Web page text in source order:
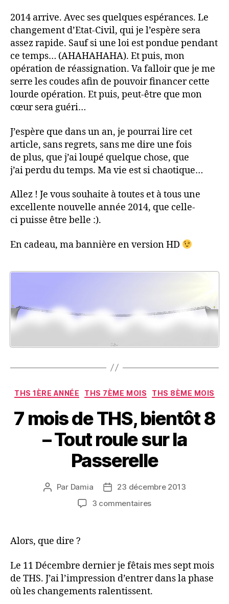
2014 arrive. Avec ses quelques espérances. Le
changement d’Etat-Civil, qui je l’espère sera
assez rapide. Sauf si une loi est pondue pendant
ce temps… (AHAHAHAHA). Et puis, mon
opération de réassignation. Va falloir que je me
serre les coudes afin de pouvoir financer cette
lourde opération. Et puis, peut-être que mon
cœur sera guéri…
J’espère que dans un an, je pourrai lire cet
article, sans regrets, sans me dire une fois
de plus, que j’ai loupé quelque chose, que
j’ai perdu du temps. Ma vie est si chaotique…
Allez ! Je vous souhaite à toutes et à tous une
excellente nouvelle année 2014, que celle-
ci puisse être belle :).
En cadeau, ma bannière en version HD
Catégories
THS 1ÈRE ANNÉE THS 7ÈME MOIS THS 8ÈME MOIS
7 mois de THS, bientôt 8
– Tout roule sur la
Passerelle
Auteur
Par Damia
Date23 décembre 2013
3 commentairessur
8
–
Tout
Alors, que dire ?
Le 11 Décembre dernier je fêtais mes sept mois
de THS. J’ai l’impression d’entrer dans la phase
où les changements ralentissent.